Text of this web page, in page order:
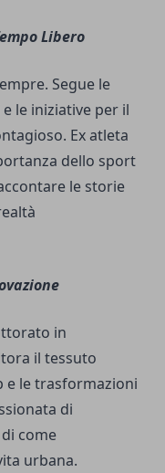
Libero
Segue le
le iniziative per il
Ex atleta
dello sport
le storie
in
il tessuto
e le trasformazioni
di
come
urbana.